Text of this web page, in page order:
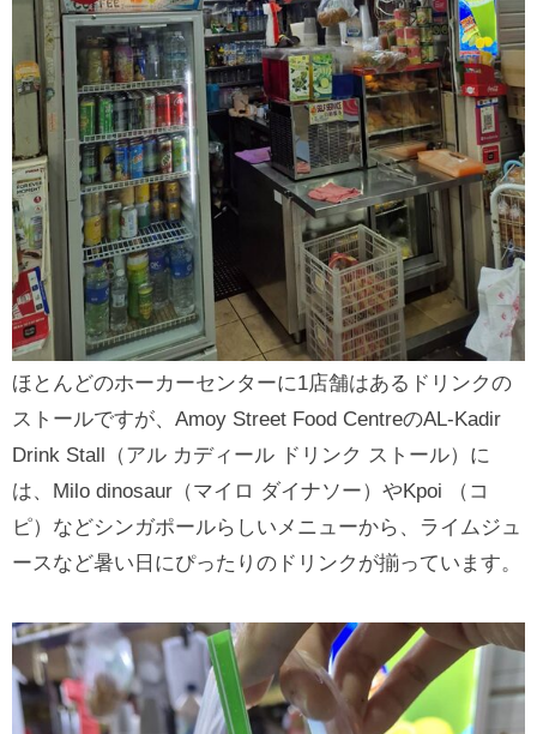
ほとんどのホーカーセンターに1店舗はあるドリンクの
ストールですが、Amoy Street Food CentreのAL-Kadir
Drink Stall（アル カディール ドリンク ストール）に
は、Milo dinosaur（マイロ ダイナソー）やKpoi （コ
ピ）などシンガポールらしいメニューから、ライムジュ
ースなど暑い日にぴったりのドリンクが揃っています。